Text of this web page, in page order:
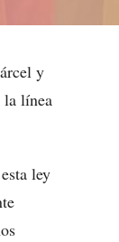
y
la línea
ley